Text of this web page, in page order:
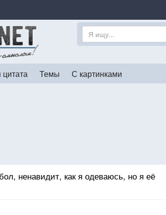
Темы С картинками
ненавидит, как я одеваюсь, но я её